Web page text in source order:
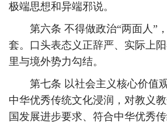
极端思想和异端邪说。
第六条 不得做政治“两面人”，
套。口头表态义正辞严、实际上
里与境外势力勾结。
第七条 以社会主义核心价值观
中华优秀传统文化浸润，对教义
国发展进步要求、符合中华优秀